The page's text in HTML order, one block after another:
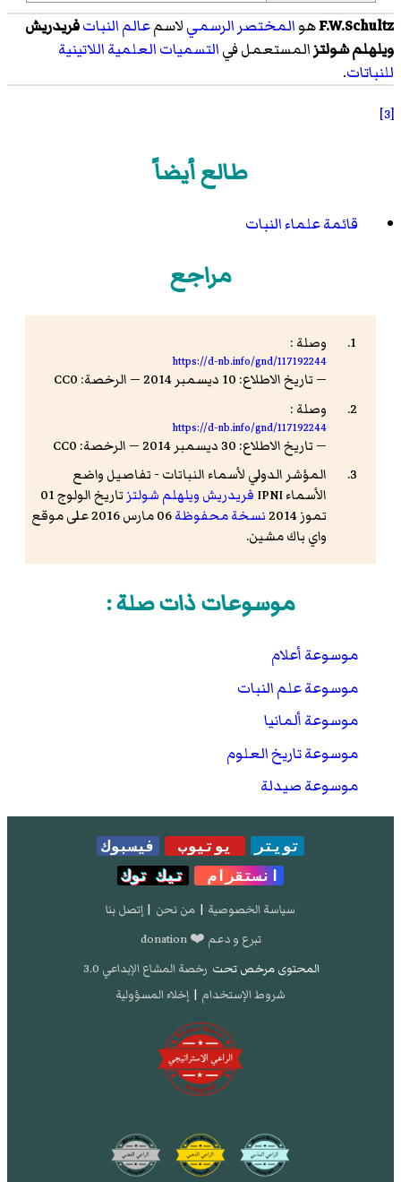
F.W.Schultzهوالمختصر الرسميلاسمعالم النباتفريدريش
ويلهلم شولتزالمستعمل فيالتسميات العلميةاللاتينية
للنباتات.
[3]
طالع أيضاً
قائمة علماء النبات
مراجع
وصلة :
https://d-nb.info/gnd/117192244
— تاريخ الاطلاع: 10 ديسمبر 2014 — الرخصة: CC0
وصلة :
https://d-nb.info/gnd/117192244
— تاريخ الاطلاع: 30 ديسمبر 2014 — الرخصة: CC0
المؤشر الدولي لأسماء النباتات - تفاصيل واضع
الأسماء IPNI
فريدريش ويلهلم شولتز
تاريخ الولوج 01
تموز 2014
نسخة محفوظة
06 مارس 2016 على موقع
واي باك مشين.
موسوعات ذات صلة :
موسوعة أعلام
موسوعة علم النبات
موسوعة ألمانيا
موسوعة تاريخ العلوم
موسوعة صيدلة
تويتر يوتيوب
فيسبوك
انستقرام
تيك توك
سياسة الخصوصية | من نحن | إتصل بنا
تبرع و دعم ❤️ donation
المحتوى مرخص تحت رخصة المشاع الإبداعي 3.0
شروط الإستخدام | إخلاء المسؤولية